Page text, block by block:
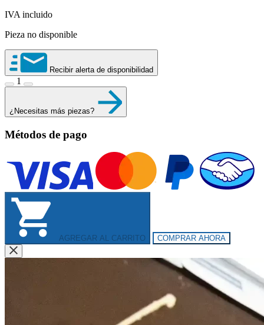
IVA incluido
Pieza no disponible
Recibir alerta de disponibilidad
1
¿Necesitas más piezas?
Métodos de pago
AGREGAR AL CARRITO COMPRAR AHORA